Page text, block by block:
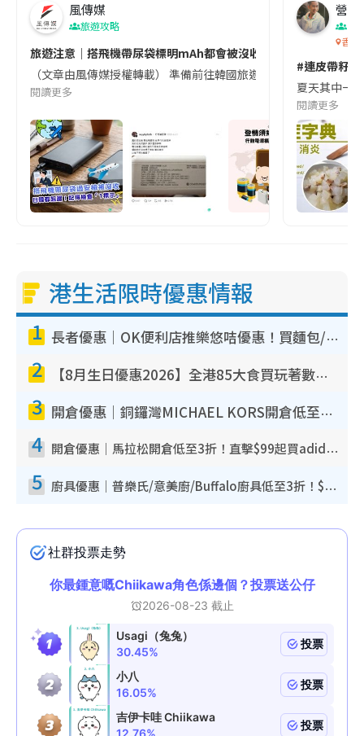
風傳媒
旅遊攻略
旅遊注意｜搭飛機帶尿袋標明mAh都會被沒收😱出發前切記檢查
（文章由風傳媒授權轉載） 準備前往韓國旅遊的民眾，近期要
閱讀更多
營養
香港
#連皮帶籽
夏天其中一
閱讀更多
港生活限時優惠情報
1 長者優惠｜OK便利店推樂悠咭優惠！買麵包/牛奶/保健品拍卡即減
2 【8月生日優惠2026】全港85大食買玩著數攻略 自助餐/火鍋放題同行免費＋誠品/DONKI送現金券
3 開倉優惠｜銅鑼灣MICHAEL KORS開倉低至17折！直擊$500起買手袋/銀包/鞋款 必買經典Jet Set系列
4 開倉優惠｜馬拉松開倉低至3折！直擊$99起買adidas／New Balance／Puma鞋款 STANLEY保溫杯劈價至$119起
5 廚具優惠｜普樂氏/意美廚/Buffalo廚具低至3折！$89起買煎鍋／炒鑊／個人鍋 同場小家電激減至$99起